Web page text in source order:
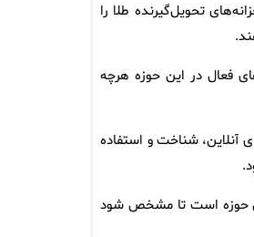
تحویل‌گیرنده طلا را
فعال در این حوزه هرچه
آنلاین، شناخت و استفاده
حوزه است تا مشخص شود